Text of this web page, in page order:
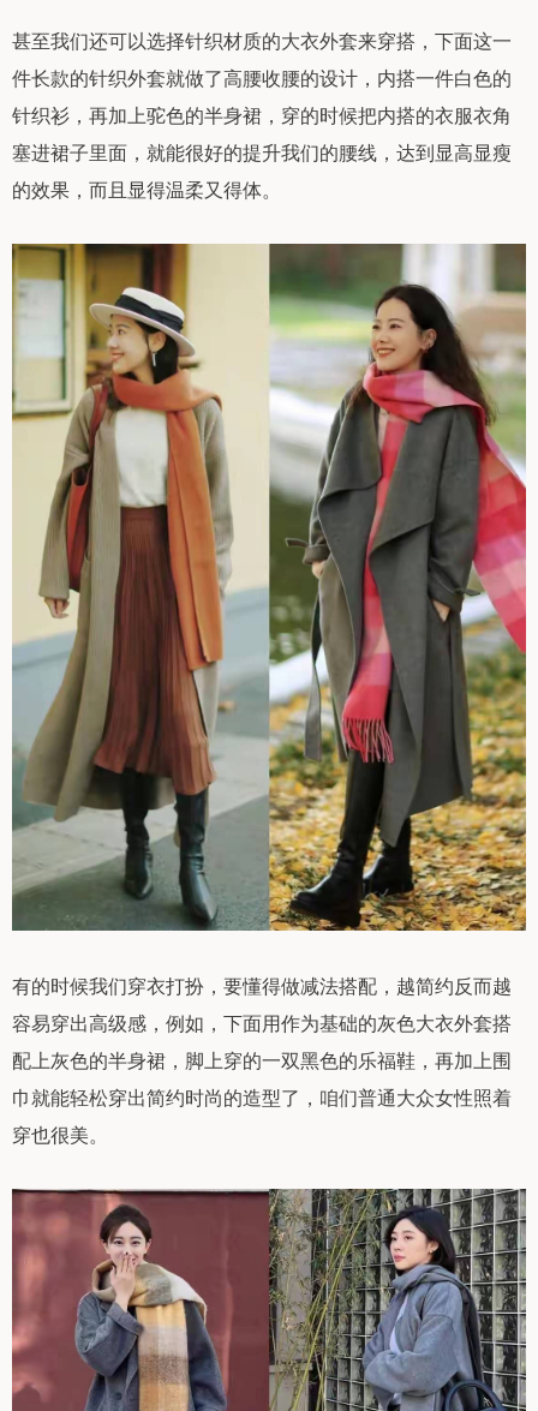
甚至我们还可以选择针织材质的大衣外套来穿搭，下面这一
件长款的针织外套就做了高腰收腰的设计，内搭一件白色的
针织衫，再加上驼色的半身裙，穿的时候把内搭的衣服衣角
塞进裙子里面，就能很好的提升我们的腰线，达到显高显瘦
的效果，而且显得温柔又得体。
有的时候我们穿衣打扮，要懂得做减法搭配，越简约反而越
容易穿出高级感，例如，下面用作为基础的灰色大衣外套搭
配上灰色的半身裙，脚上穿的一双黑色的乐福鞋，再加上围
巾就能轻松穿出简约时尚的造型了，咱们普通大众女性照着
穿也很美。